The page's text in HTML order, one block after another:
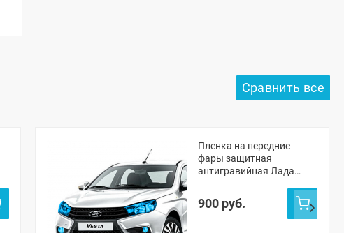
Пленка на передние
фары защитная
антигравийная Лада
900 руб.